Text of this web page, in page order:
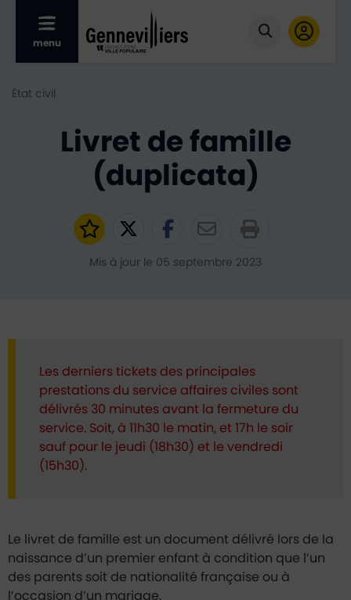
Afficher le menu mobile
menu Cliquer
État civil
Livret de famille
(duplicata)
Ajouter aux favoris
Partager sur Twitter
Partager sur
Partager par
Mis à jour le 05 septembre 2023
Les derniers tickets des principales
prestations du service affaires civiles sont
délivrés 30 minutes avant la fermeture du
service. Soit, à 11h30 le matin, et 17h le soir
sauf pour le jeudi (18h30) et le vendredi
(15h30).
Le livret de famille est un document délivré lors de la
naissance d’un premier enfant à condition que l’un
des parents soit de nationalité française ou à
l’occasion d’un mariage.